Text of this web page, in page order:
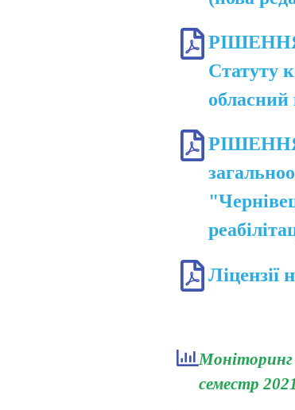
РІШЕННЯ
Статуту
РІШЕННЯ
Ліцензії
Моніторинг
семестр